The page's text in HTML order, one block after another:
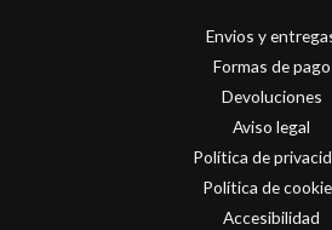
Envios y
Formas de pago
Devoluciones
Aviso legal
Política de
Política de
Accesibilidad